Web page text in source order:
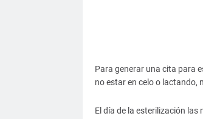
Para generar una cita para
no estar en celo o lactando,
El día de la esterilización